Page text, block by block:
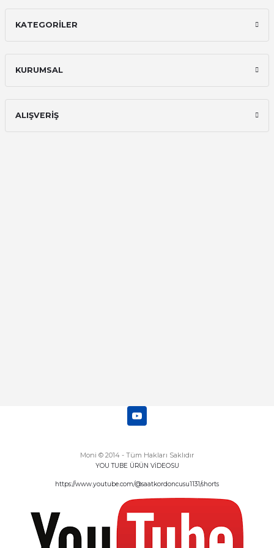
İlk defa alışveriş yaptım ve gayet
KATEGORİLER
KURUMSAL
ALIŞVERİŞ
Moni © 2014 - Tüm Hakları Saklıdır
YOU TUBE ÜRÜN VİDEOSU
https://www.youtube.com/@saatkordoncusu1131/shorts